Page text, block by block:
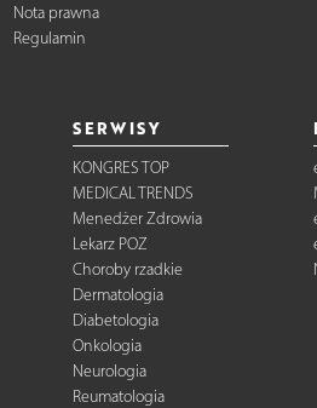
Nota prawna
Regulamin
SERWISY
KONGRES TOP
MEDICAL TRENDS
Menedżer Zdrowia
Lekarz POZ
Choroby rzadkie
Dermatologia
Diabetologia
Onkologia
Neurologia
Reumatologia